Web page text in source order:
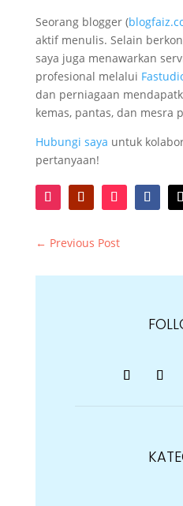
Seorang blogger (
aktif menulis. Selain
saya juga menawarkan
profesional melalui
dan perniagaan
kemas, pantas, dan mesra
Hubungi saya untuk
pertanyaan!
← Previous Post